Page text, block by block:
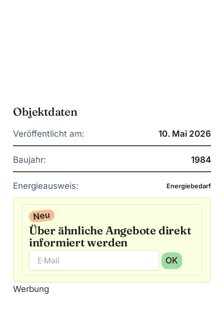
Objektdaten
Veröffentlicht am: 10. Mai 2026
Baujahr: 1984
Energieausweis: Energiebedarf
Neu
Über ähnliche Angebote direkt
informiert werden
OK
A
l
Werbung